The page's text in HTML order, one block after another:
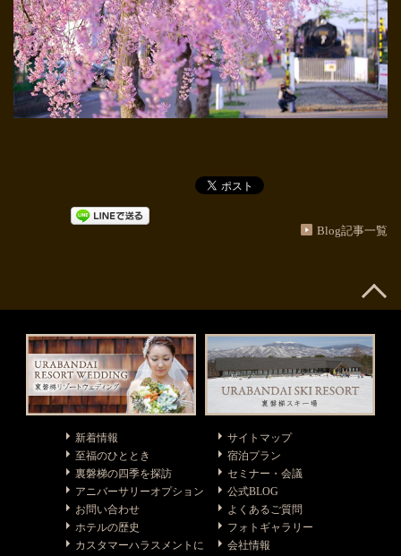
Blog記事一覧
新着情報
至福のひととき
裏磐梯の四季を探訪
アニバーサリーオプション
お問い合わせ
ホテルの歴史
カスタマーハラスメントに
サイトマップ
宿泊プラン
セミナー・会議
公式BLOG
よくあるご質問
フォトギャラリー
会社情報